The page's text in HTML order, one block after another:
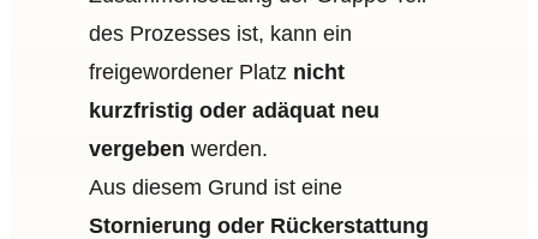
des Prozesses ist, kann ein
freigewordener Platz nicht
kurzfristig oder adäquat neu
vergeben werden.
Aus diesem Grund ist eine
Stornierung oder Rückerstattung